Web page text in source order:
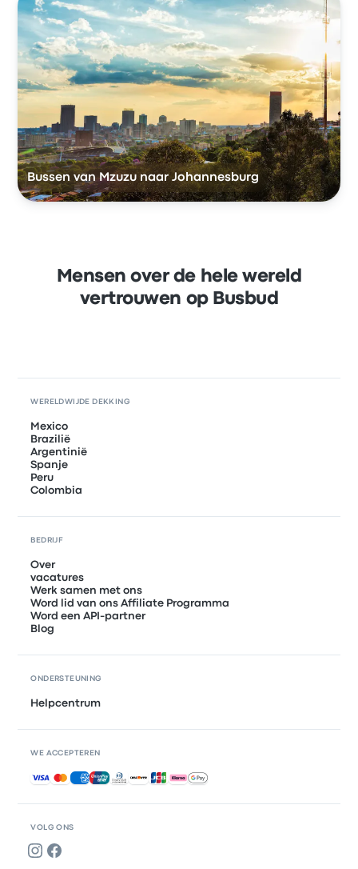
Bussen van Mzuzu naar Johannesburg
Mensen over de hele wereld
vertrouwen op Busbud
VOLG ONS
WERELDWIJDE DEKKING
Mexico
Brazilië
Argentinië
Spanje
Peru
Colombia
BEDRIJF
Over
vacatures
Werk samen met ons
Word lid van ons Affiliate Programma
Word een API-partner
Blog
ONDERSTEUNING
Helpcentrum
WE ACCEPTEREN
Geaccepteerde betalingen